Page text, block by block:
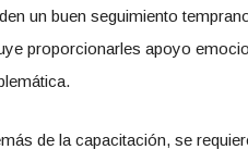
un buen seguimiento
proporcionarles apoyo
de la capacitación, se